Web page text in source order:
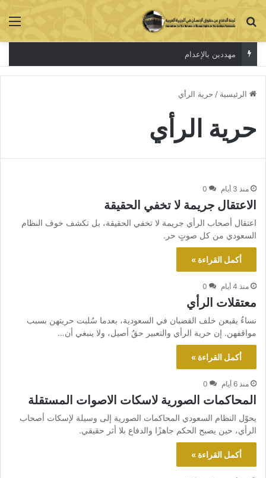
بحث عن
مهددين بالإعدام
الرئيسية / حرية الرأي
حرية الرأي
منذ 3 أيام 0
الاعتقال جريمة لا تخفي الحقيقة
اعتقال أصحاب الرأي جريمة لا تخفي الحقيقة، بل تكشف خوف النظام
السعودي من كل صوتٍ حر.
أكمل القراءة »
منذ 4 أيام 0
معتقلات الرأي
نساءٌ يقبعن خلف القضبان في السعودية، بعدما سُلبت حريتهن بسبب
مواقفهن. إن حرية الرأي والتعبير حقٌ أصيل، ولا ينبغي أن…
أكمل القراءة »
منذ 6 أيام 0
المحاكمات الصورية لاسكات الاصوات المستقلة
يحوّل النظام السعودي المحاكمات الصورية إلى وسيلة لإسكات أصحاب
الرأي، حين يصبح الحكم جاهزًا والدفاع بلا أثر حقيقي.
أكمل القراءة »